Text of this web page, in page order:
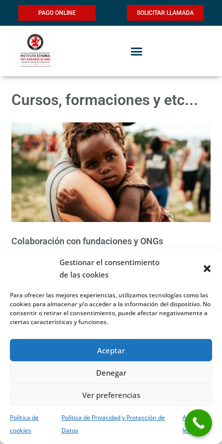
Gestionar el consentimiento
de las cookies
Para ofrecer las mejores experiencias, utilizamos tecnologías como las
cookies para almacenar y/o acceder a la información del dispositivo. No
consentir o retirar el consentimiento, puede afectar negativamente a
ciertas características y funciones.
Aceptar
Denegar
Ver preferencias
Política de
cookies
Política de Privacidad y Protección de
Datos
Aviso
legal
SOLICITAR LLAMADA
PAGO ONLINE
Cursos, formaciones y etc...
Colaboración con fundaciones y ONGs
En IEEF colaboramos con fundaciones y ONGs, que nos permiten
aportar nuestro granito de arena ayudando a personas en riesgo
un puesto de trabajo.
Read More »